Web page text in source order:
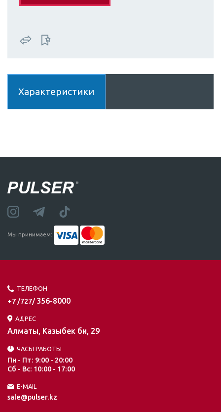
Характеристики
Мы принимаем:
ТЕЛЕФОН
+7 /727/ 356-8000
АДРЕС
Алматы, Казыбек би, 29
ЧАСЫ РАБОТЫ
Пн - Пт: 9:00 - 20:00
Сб - Вс: 10:00 - 17:00
E-MAIL
sale@pulser.kz